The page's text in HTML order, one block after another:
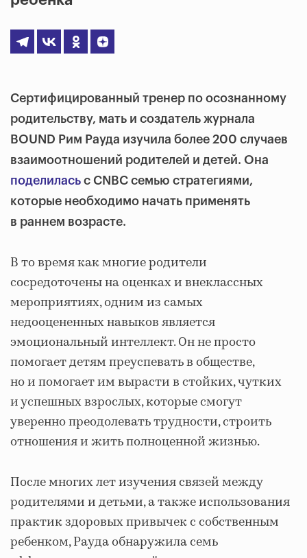
Сертифицированный тренер по осознанному
родительству, мать и создатель журнала
BOUND Рим Рауда изучила более 200 случаев
взаимоотношений родителей и детей. Она
поделилась с CNBC семью стратегиями,
которые необходимо начать применять
в раннем возрасте.
В то время как многие родители
сосредоточены на оценках и внеклассных
мероприятиях, одним из самых
недооцененных навыков является
эмоциональный интеллект. Он не просто
помогает детям преуспевать в обществе,
но и помогает им вырасти в стойких, чутких
и успешных взрослых, которые смогут
уверенно преодолевать трудности, строить
отношения и жить полноценной жизнью.
После многих лет изучения связей между
родителями и детьми, а также использования
практик здоровых привычек с собственным
ребенком, Рауда обнаружила семь